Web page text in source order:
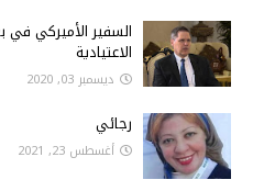
السفير الأميركي في
الاعتيادية
ديسمبر 03, 2020
رجائي
أغسطس 23, 2021